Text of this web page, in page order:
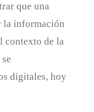
que una
la información
contexto de la
digitales, hoy